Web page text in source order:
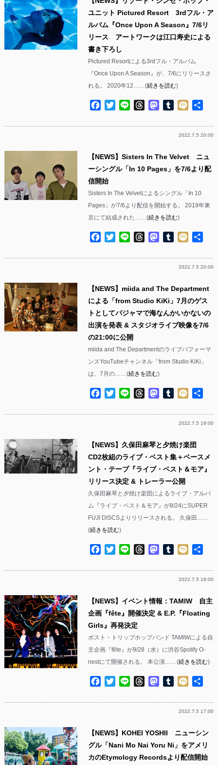
ユニット Pictured Resort 3rdフル・ア
ルバム『Once Upon A Season』7/6リ
リース アートワークは江口寿史による
書き下ろし
Pictured Resortによる3rdフル・アルバム
『Once Upon A Season』が、7/6にリリースさ
れる。 2020年12……(続きを読む)
Facebook
TwitterLine ThreadsMastodon
Tumblr
Mixi
2022.7.5 20:00
【NEWS】Sisters In The Velvet ニュ
ーシングル「In 10 Pages」を7/6より配
信開始
Sisters In The Velvetによるシングル「In 10
Pages」が7/6より配信を開始する。 2019年東
京にて結成された……(続きを読む)
Facebook
TwitterLine ThreadsMastodon
Tumblr
Mixi
2022.7.5 20:00
【NEWS】miida and The Department
による「from Studio KiKi」7月のゲス
トとしてパジャマで海なんかいかないの
出演を発表 & スタジオライブ映像を7/6
の21:00に公開
miida and The Departmentのライブパフォーマ
ンスYouTubeチャンネル「from Studio KiKi」
は、7月の……(続きを読む)
Facebook
TwitterLine ThreadsMastodon
Tumblr
Mixi
2022.7.5 19:00
【NEWS】久保田麻琴と夕焼け楽団
CD2枚組のライブ・ベスト集＋ベースメ
ント・テープ『ライブ・ベスト＆モア』
リリース決定 & トレーラー公開
久保田麻琴と夕焼け楽団によるライブ・アルバ
ム『ライブ・ベスト＆モア』が8/24にSUPER
FUJI DISCSよりリリースされる。 久保田……
(続きを読む)
Facebook
TwitterLine ThreadsMastodon
Tumblr
Mixi
2022.7.5 19:00
【NEWS】イベント情報：TAMIW 自主
企画『fête』開催決定 & E.P.『Floating
Girls』再発決定
ポスト・トリップホップバンド TAMIWによる自
主企画『fête』が9/28（水）に渋谷Spotify O-
nestにて開催される。 本公演……(続きを読む)
Facebook
TwitterLine ThreadsMastodon
Tumblr
Mixi
2022.7.5 17:00
【NEWS】KOHEI YOSHII ニューシン
グル「Nani Mo Nai Yoru Ni」をアメリ
カのEtymology Recordsより配信開始